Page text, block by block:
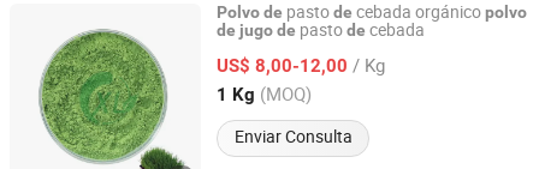
Polvode pastode cebada orgánicopolvo
de jugode pastode cebada
US$ 8,00-12,00 / Kg
1 Kg (MOQ)
Enviar Consulta
Xi'an Xinlu Biotechnology Co., Ltd.
Shaanxi, China Desde 2024